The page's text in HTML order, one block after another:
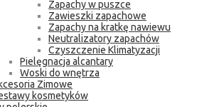
Zapachy w puszce
Zawieszki zapachowe
Zapachy na kratkę nawiewu
Neutralizatory zapachów
Czyszczenie Klimatyzacji
Pielęgnacja alcantary
Woski do wnętrza
Zimowe
kosmetyków